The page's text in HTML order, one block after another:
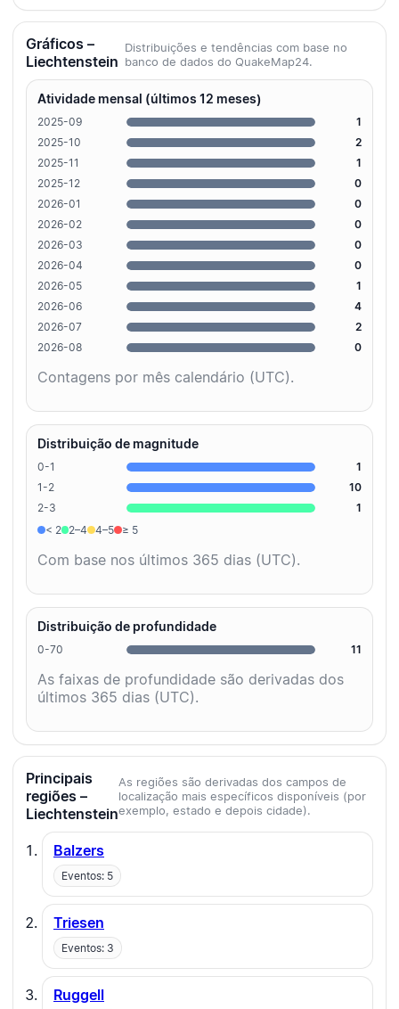
Gráficos –
Liechtenstein
Distribuições e tendências com base no
banco de dados do QuakeMap24.
Atividade mensal (últimos 12 meses)
2025-09
1
2025-10
2
2025-11
1
2025-12
0
2026-01
0
2026-02
0
2026-03
0
2026-04
0
2026-05
1
2026-06
4
2026-07
2
2026-08
0
Contagens por mês calendário (UTC).
Distribuição de magnitude
0-1
1
1-2
10
2-3
1
< 2
2–4 4–5 ≥ 5
Com base nos últimos 365 dias (UTC).
Distribuição de profundidade
0-70 11
As faixas de profundidade são derivadas dos
últimos 365 dias (UTC).
Principais
regiões –
Liechtenstein
As regiões são derivadas dos campos de
localização mais específicos disponíveis (por
exemplo, estado e depois cidade).
Balzers
Eventos: 5
Triesen
Eventos: 3
Ruggell